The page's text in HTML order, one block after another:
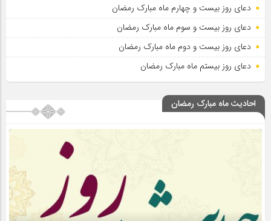
دعای روز بیست و چهارم ماه مبارک رمضان
دعای روز بیست و سوم ماه مبارک رمضان
دعای روز بیست و دوم ماه مبارک رمضان
دعای روز بیستم ماه مبارک رمضان
احادیث ماه مبارک رمضان